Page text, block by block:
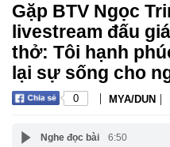
Gặp BTV Ngọc
livestream đấu
thở: Tôi hạnh
lại sự sống cho
0 | MYA/DUN |
Nghe đọc bài 6:50